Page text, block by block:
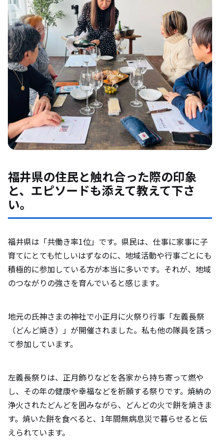
福井県の住民と触れ合った際の印象
と、エピソードも添えて教えて下さ
い。
福井県は「共働き率1位」です。県民は、仕事に家事に子
育てにとても忙しいはずなのに、地域活動や行事ごとにも
積極的に参加している方が本当に多いです。それが、地域
のつながりの強さを育んでいると感じます。
地元の氏神さまの神社で小正月に火祭り行事「左義長祭
（どんど焼き）」が開催されました。私も他の隊員を誘っ
て参加しています。
左義長祭りは、正月飾りなどを各家から持ち寄って燃や
し、その年の健康や幸福などを祈願する祭りです。焼納の
浄火されたどんどを囲みながら、どんどの火で餅を焼きま
す。焼いた餅を食べると、1年間無病息災で暮らせると伝
えられています。